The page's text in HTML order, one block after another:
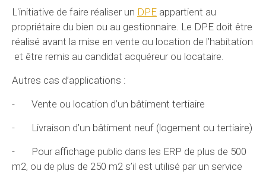
L'initiative de faire réaliser un DPE appartient au
propriétaire du bien ou au gestionnaire. Le DPE doit être
réalisé avant la mise en vente ou location de l’habitation
et être remis au candidat acquéreur ou locataire.
Autres cas d’applications :
- Vente ou location d’un bâtiment tertiaire
- Livraison d’un bâtiment neuf (logement ou tertiaire)
- Pour affichage public dans les ERP de plus de 500
m2, ou de plus de 250 m2 s’il est utilisé par un service